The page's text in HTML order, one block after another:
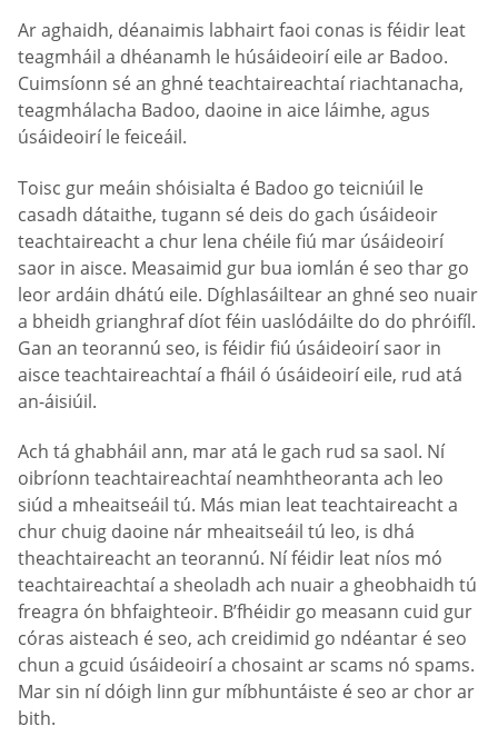
Ar aghaidh, déanaimis labhairt faoi conas is féidir leat
teagmháil a dhéanamh le húsáideoirí eile ar Badoo.
Cuimsíonn sé an ghné teachtaireachtaí riachtanacha,
teagmhálacha Badoo, daoine in aice láimhe, agus
úsáideoirí le feiceáil.
Toisc gur meáin shóisialta é Badoo go teicniúil le
casadh dátaithe, tugann sé deis do gach úsáideoir
teachtaireacht a chur lena chéile fiú mar úsáideoirí
saor in aisce. Measaimid gur bua iomlán é seo thar go
leor ardáin dhátú eile. Díghlasáiltear an ghné seo nuair
a bheidh grianghraf díot féin uaslódáilte do do phróifíl.
Gan an teorannú seo, is féidir fiú úsáideoirí saor in
aisce teachtaireachtaí a fháil ó úsáideoirí eile, rud atá
an-áisiúil.
Ach tá ghabháil ann, mar atá le gach rud sa saol. Ní
oibríonn teachtaireachtaí neamhtheoranta ach leo
siúd a mheaitseáil tú. Más mian leat teachtaireacht a
chur chuig daoine nár mheaitseáil tú leo, is dhá
theachtaireacht an teorannú. Ní féidir leat níos mó
teachtaireachtaí a sheoladh ach nuair a gheobhaidh tú
freagra ón bhfaighteoir. B’fhéidir go measann cuid gur
córas aisteach é seo, ach creidimid go ndéantar é seo
chun a gcuid úsáideoirí a chosaint ar scams nó spams.
Mar sin ní dóigh linn gur míbhuntáiste é seo ar chor ar
bith.